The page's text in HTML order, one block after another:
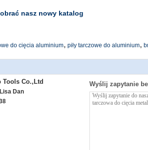
nasz nowy katalog
do cięcia aluminium, piły tarczowe do aluminium,
Tools Co.,Ltd
Lisa Dan
Wyślij zapytanie